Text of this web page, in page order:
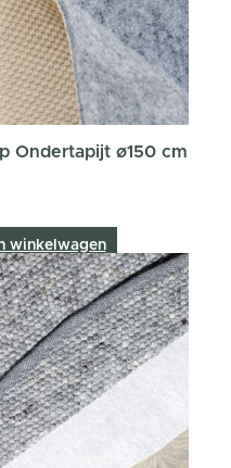
Ondertapijt ø150 cm
winkelwagen